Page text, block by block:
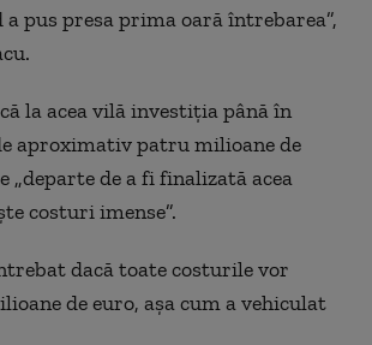
pus presa prima oară întrebarea”,
la acea vilă investiţia până în
aproximativ patru milioane de
„departe de a fi finalizată acea
costuri imense”.
dacă toate costurile vor
de euro, aşa cum a vehiculat